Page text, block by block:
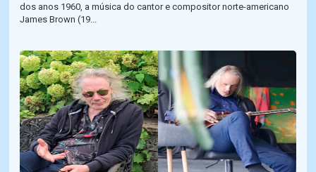
dos anos 1960, a música do cantor e compositor norte-americano
James Brown (19...